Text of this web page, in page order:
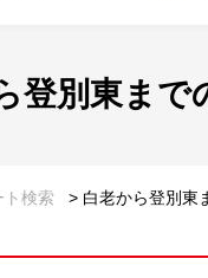
登別東まで
ト検索 > 白老から登別東